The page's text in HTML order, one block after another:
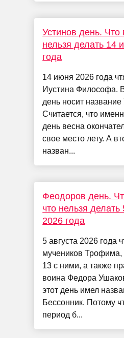
Устинов день. Что
нельзя делать 14
года
14 июня 2026 года
Иустина Философа.
день носит название
Считается, что
день весна
свое место лету. А
назван...
Феодоров день.
что нельзя делать
2026 года
5 августа 2026 года
мучеников
13 с ними, а также
воина Федора
этот день имел
Бессонник. Потому
период б...